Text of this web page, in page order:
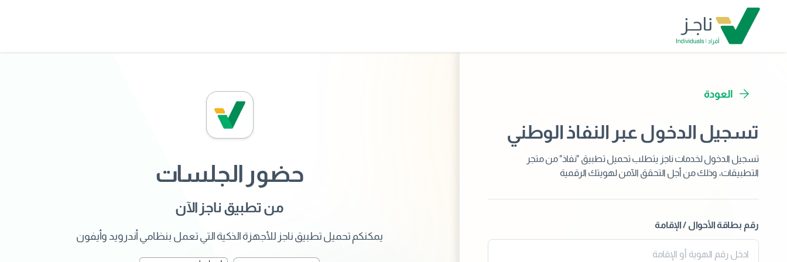
العودة
تسجيل الدخول عبر النفاذ الوطني
تسجيل الدخول لخدمات ناجز يتطلب تحميل تطبيق "نفاذ" من متجر
التطبيقات، وذلك من أجل التحقق الآمن لهويتك الرقمية
رقم بطاقة الأحوال / الإقامة
حضور الجلسات
من تطبيق ناجز الآن
يمكنكم تحميل تطبيق ناجز للأجهزة الذكية التي تعمل بنظامي أندرويد وأيفون